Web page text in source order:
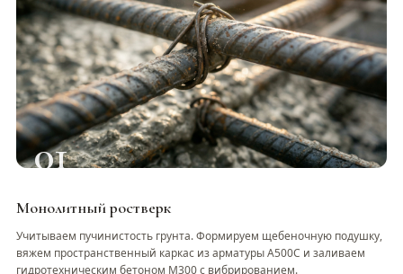
01
Монолитный ростверк
Учитываем пучинистость грунта. Формируем щебеночную подушку,
вяжем пространственный каркас из арматуры А500С и заливаем
гидротехническим бетоном М300 с вибрированием.